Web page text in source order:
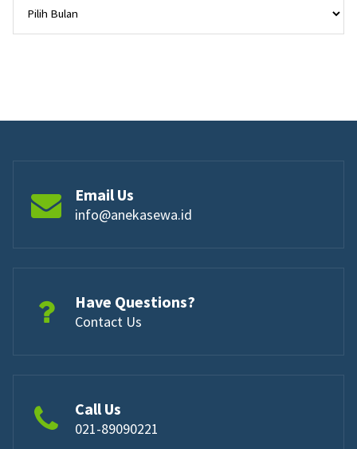
Email Us
info@anekasewa.id
Have Questions?
Contact Us
Call Us
021-89090221